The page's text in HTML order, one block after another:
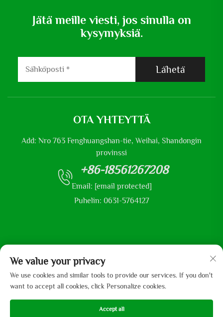
Jätä meille viesti, jos sinulla on
kysymyksiä.
Lähetä
OTA YHTEYTTÄ
Add: Nro 763 Fenghuangshan-tie, Weihai, Shandongin
provinssi
+86-18561267208
Email: [email protected]
Puhelin: 0631-5764127
Tekijänoikeudet © 2025 Shandong Mingliu Industrial Group Co.,
We value your privacy
We use cookies and similar tools to provide our services. If you don't
want to accept all cookies, click Personalize cookies.
Accept all